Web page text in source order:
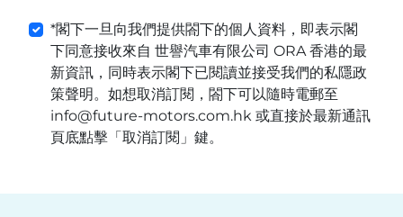
*閣下一旦向我們提供閤下的個人資料，即表示閣
下同意接收來自 世譽汽車有限公司 ORA 香港的最
新資訊，同時表示閣下已閱讀並接受我們的私隱政
策聲明。如想取消訂閱，閤下可以隨時電郵至
info@future-motors.com.hk 或直接於最新通訊
頁底點擊「取消訂閱」鍵。